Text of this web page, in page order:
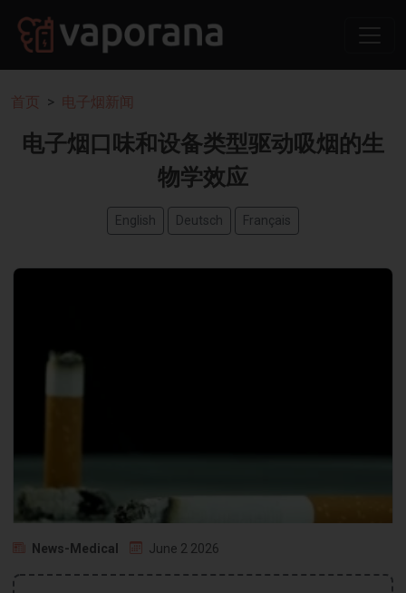
首页 电子烟新闻
电子烟口味和设备类型驱动吸烟的生
物学效应
English Deutsch Français
News-Medical June 2 2026